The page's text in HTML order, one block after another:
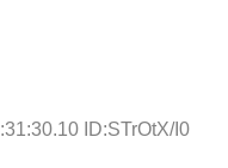
ID:STrOtX/I0